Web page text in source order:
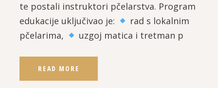
te postali instruktori pčelarstva. Program
edukacije uključivao je:
rad s lokalnim
pčelarima,
uzgoj matica i tretman p
READ MORE